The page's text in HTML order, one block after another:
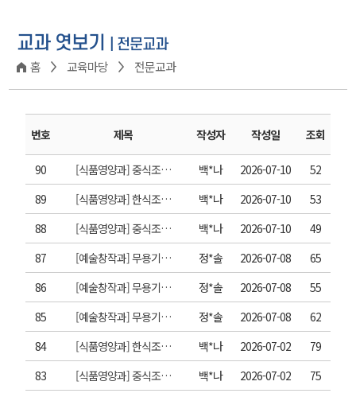
교과 엿보기
| 전문교과
홈
교육마당 전문교과
번호 제목 작성자 작성일 조회
90 [식품영양과] 중식조리 새우볶음밥 백*나 2026-07-10
52
89
[식품영양과] 한식조리 신선로 백*나 2026-07-10
53
88
[식품영양과] 중식조리 새우케첩볶음 백*나 2026-07-10
49
87
[예술창작과] 무용기초실기 : 또래교수(이지우) 정*솔 2026-07-08
65
86
[예술창작과] 무용기초실기 : 또래교수(조다영) 정*솔 2026-07-08
55
85
[예술창작과] 무용기초실기 : 또래교수(황찬빈) 정*솔 2026-07-08
62
84
[식품영양과] 한식조리 육원전 백*나 2026-07-02
79
83
[식품영양과] 중식조리 깐풍기 백*나 2026-07-02
75